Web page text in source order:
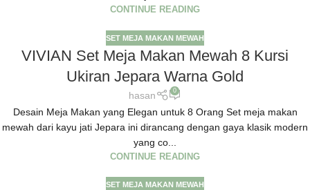
CONTINUE READING
SET MEJA MAKAN MEWAH
VIVIAN Set Meja Makan Mewah 8 Kursi
Ukiran Jepara Warna Gold
hasan 0
Desain Meja Makan yang Elegan untuk 8 Orang Set meja makan
mewah dari kayu jati Jepara ini dirancang dengan gaya klasik modern
yang co...
CONTINUE READING
SET MEJA MAKAN MEWAH